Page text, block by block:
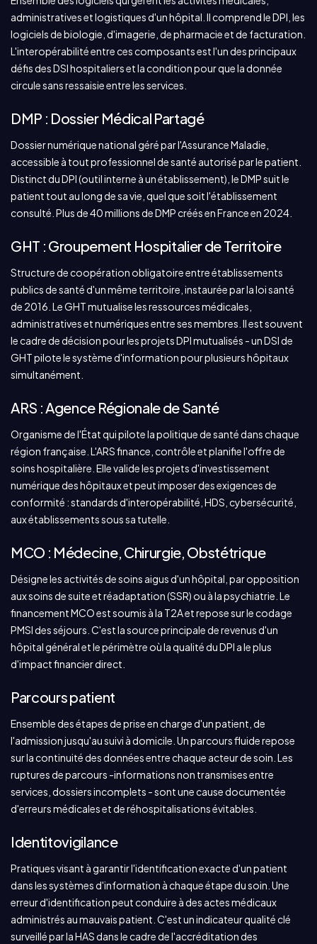
administratives et logistiques d'un hôpital. Il comprend le DPI, les
logiciels de biologie, d'imagerie, de pharmacie et de facturation.
L'interopérabilité entre ces composants est l'un des principaux
défis des DSI hospitaliers et la condition pour que la donnée
circule sans ressaisie entre les services.
DMP : Dossier Médical Partagé
Dossier numérique national géré par l'Assurance Maladie,
accessible à tout professionnel de santé autorisé par le patient.
Distinct du DPI (outil interne à un établissement), le DMP suit le
patient tout au long de sa vie, quel que soit l'établissement
consulté. Plus de 40 millions de DMP créés en France en 2024.
GHT : Groupement Hospitalier de Territoire
Structure de coopération obligatoire entre établissements
publics de santé d'un même territoire, instaurée par la loi santé
de 2016. Le GHT mutualise les ressources médicales,
administratives et numériques entre ses membres. Il est souvent
le cadre de décision pour les projets DPI mutualisés - un DSI de
GHT pilote le système d'information pour plusieurs hôpitaux
simultanément.
ARS : Agence Régionale de Santé
Organisme de l'État qui pilote la politique de santé dans chaque
région française. L'ARS finance, contrôle et planifie l'offre de
soins hospitalière. Elle valide les projets d'investissement
numérique des hôpitaux et peut imposer des exigences de
conformité : standards d'interopérabilité, HDS, cybersécurité,
aux établissements sous sa tutelle.
MCO : Médecine, Chirurgie, Obstétrique
Désigne les activités de soins aigus d'un hôpital, par opposition
aux soins de suite et réadaptation (SSR) ou à la psychiatrie. Le
financement MCO est soumis à la T2A et repose sur le codage
PMSI des séjours. C'est la source principale de revenus d'un
hôpital général et le périmètre où la qualité du DPI a le plus
d'impact financier direct.
Parcours patient
Ensemble des étapes de prise en charge d'un patient, de
l'admission jusqu'au suivi à domicile. Un parcours fluide repose
sur la continuité des données entre chaque acteur de soin. Les
ruptures de parcours -informations non transmises entre
services, dossiers incomplets - sont une cause documentée
d'erreurs médicales et de réhospitalisations évitables.
Identitovigilance
Pratiques visant à garantir l'identification exacte d'un patient
dans les systèmes d'information à chaque étape du soin. Une
erreur d'identification peut conduire à des actes médicaux
administrés au mauvais patient. C'est un indicateur qualité clé
surveillé par la HAS dans le cadre de l'accréditation des